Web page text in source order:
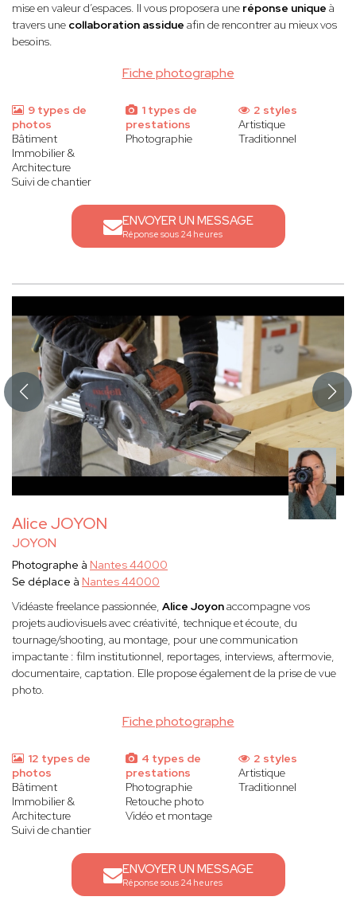
Fiche photographe
mise en valeur d’espaces. Il vous proposera une réponse unique à
travers une collaboration assidue afin de rencontrer au mieux vos
besoins.
9 types de
photos
Bâtiment
Immobilier &
Architecture
Suivi de chantier
1 types de
prestations
Photographie
2 styles
Artistique
Traditionnel
ENVOYER UN MESSAGE
Réponse sous 24 heures
Alice JOYON
JOYON
Fiche photographe
Photographe à Nantes 44000
Se déplace à Nantes 44000
Vidéaste freelance passionnée, Alice Joyonaccompagne vos
projets audiovisuels avec créativité, technique et écoute, du
tournage/shooting, au montage, pour une communication
impactante : film institutionnel, reportages, interviews, aftermovie,
documentaire, captation. Elle propose également de la prise de vue
photo.
12 types de
photos
Bâtiment
Immobilier &
Architecture
Suivi de chantier
4 types de
prestations
Photographie
Retouche photo
Vidéo et montage
2 styles
Artistique
Traditionnel
ENVOYER UN MESSAGE
Réponse sous 24 heures